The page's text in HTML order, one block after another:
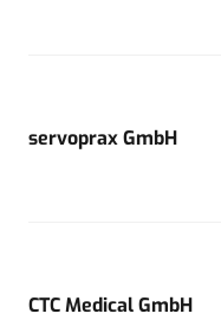
servoprax GmbH
CTC Medical GmbH